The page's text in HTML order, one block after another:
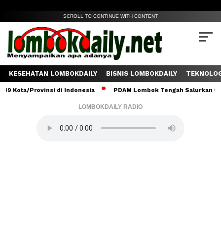
SCROLL TO CONTINUE WITH CONTENT
KESEHATAN LOMBOKDAILY BISNIS LOMBOKDAILY
Kota/Provinsi di Indonesia PDAM Lombok Tengah Salurkan 6
LOMBOKDAILY RADIO